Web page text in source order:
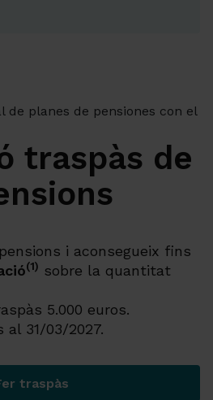
traspàs de
i aconsegueix fins
(1) sobre la quantitat
5.000 euros.
al 31/03/2027.
traspàs
Promoció traspàs de pla de